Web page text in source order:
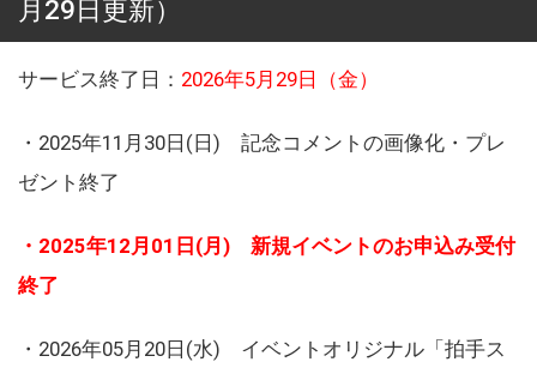
月29日更新）
サービス終了日： 2026年5月29日（金）
・2025年11月30日(日) 記念コメントの画像化・プレ
ゼント終了
・2025年12月01日(月) 新規イベントのお申込み受付
終了
・2026年05月20日(水) イベントオリジナル「拍手ス